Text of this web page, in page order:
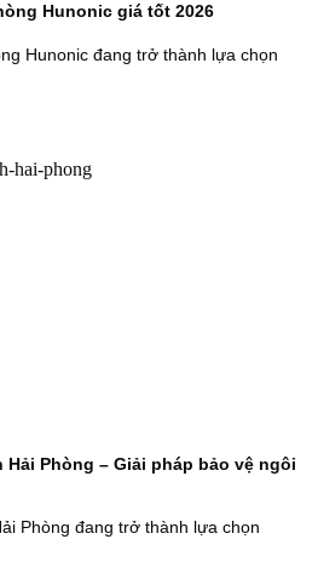
Hunonic giá tốt 2026
Hunonic đang trở thành lựa chọn
Phòng – Giải pháp bảo vệ ngôi
Phòng đang trở thành lựa chọn